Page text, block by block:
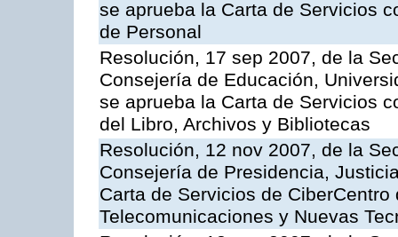
se aprueba la Carta de Servicios
de Personal
Resolución, 17 sep 2007, de la
Consejería de Educación,
se aprueba la Carta de Servicios
del Libro, Archivos y Bibliotecas
Resolución, 12 nov 2007, de la
Consejería de Presidencia,
Carta de Servicios de
Telecomunicaciones y Nuevas